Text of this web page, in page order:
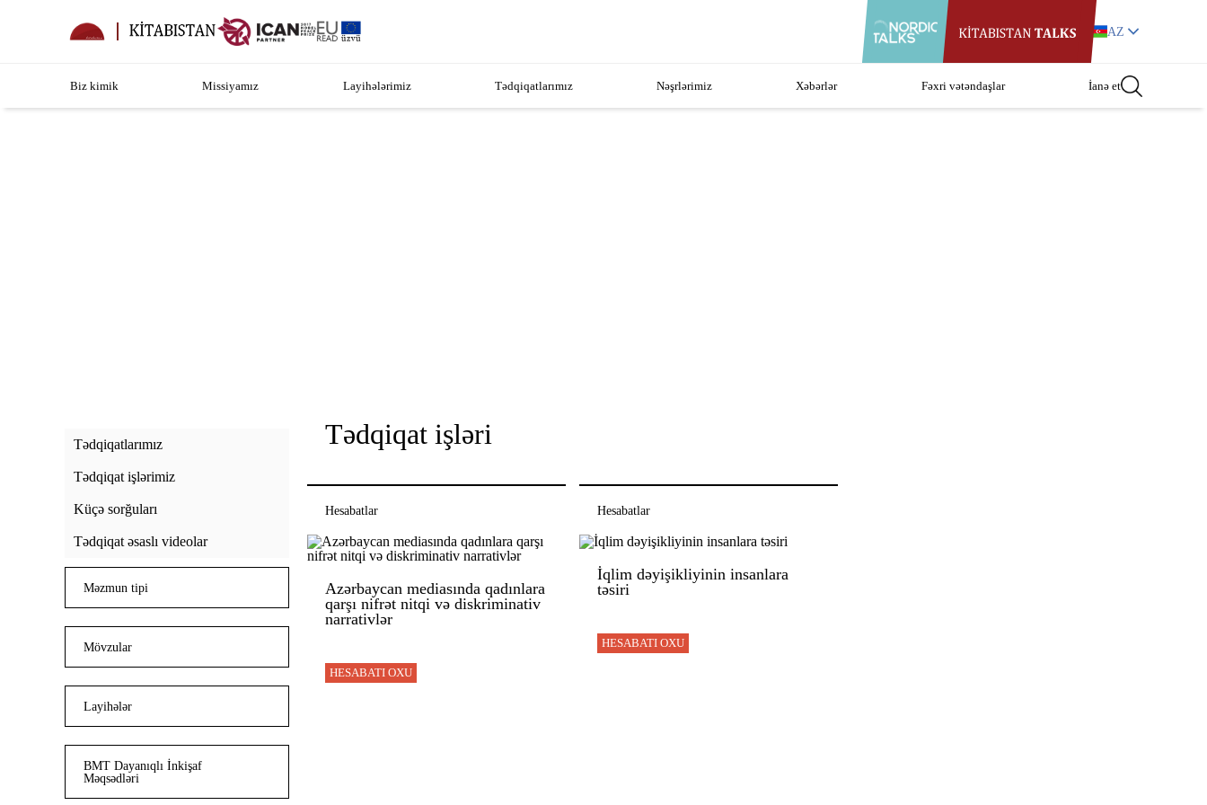
AZ
Biz kimik Missiyamız Layihələrimiz Tədqiqatlarımız Nəşrlərimiz Xəbərlər Fəxri vətəndaşlar İanə et
Tədqiqatlarımız
Tədqiqat işlərimiz
Küçə sorğuları
Tədqiqat əsaslı videolar
Məzmun tipi
Mövzular
Layihələr
BMT Dayanıqlı İnkişaf
Məqsədləri
Tədqiqat işləri
Hesabatlar
Azərbaycan mediasında qadınlara
qarşı nifrət nitqi və diskriminativ
narrativlər
HESABATI OXU
Hesabatlar
İqlim dəyişikliyinin insanlara
təsiri
HESABATI OXU